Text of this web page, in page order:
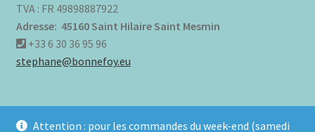
Attention : pour les commandes du week-end (samedi
TVA : FR 49898887922
Adresse: 45160 Saint Hilaire Saint Mesmin
+33 6 30 36 95 96
stephane@bonnefoy.eu